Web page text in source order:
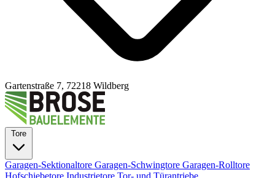
Gartenstraße 7, 72218 Wildberg
Garagen-Sektionaltore Garagen-Schwingtore Garagen-Rolltore
Hofschiebetore Industrietore Tor- und Türantriebe